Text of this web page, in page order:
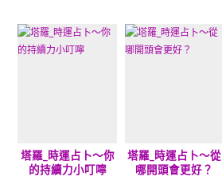
塔羅_時運占卜～你
的持續力小叮嚀
塔羅_時運占卜～從
哪開頭會更好？